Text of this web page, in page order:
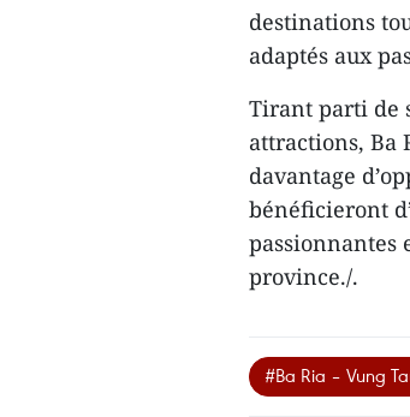
destinations
adaptés aux
Tirant parti de
attractions, Ba
davantage
bénéficieront
passionnantes
province./.
#Ba Ria – Vung